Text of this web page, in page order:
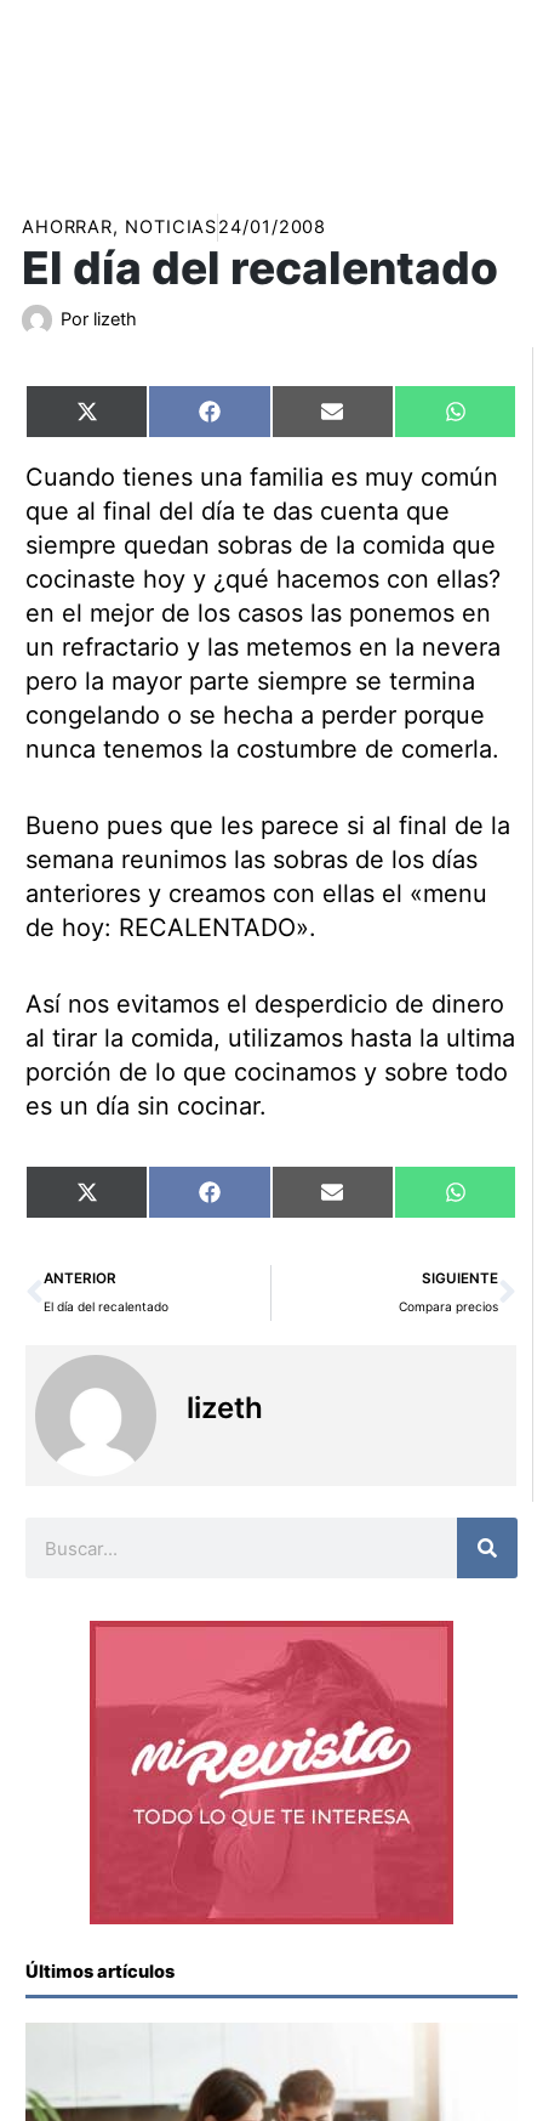
AHORRAR, NOTICIAS24/01/2008
El día del recalentado
Por lizeth
Compartir
en
X
(Twitter)
Compartir
en
Facebook Compartir
en
Email
en
Cuando tienes una familia es muy común
que al final del día te das cuenta que
siempre quedan sobras de la comida que
cocinaste hoy y ¿qué hacemos con ellas?
en el mejor de los casos las ponemos en
un refractario y las metemos en la nevera
pero la mayor parte siempre se termina
congelando o se hecha a perder porque
nunca tenemos la costumbre de comerla.
Bueno pues que les parece si al final de la
semana reunimos las sobras de los días
anteriores y creamos con ellas el «menu
de hoy: RECALENTADO».
Así nos evitamos el desperdicio de dinero
al tirar la comida, utilizamos hasta la ultima
porción de lo que cocinamos y sobre todo
es un día sin cocinar.
Compartir
en
X
(Twitter)
Compartir
en
Facebook Compartir
en
Email
en
Ant
ANTERIOR
El día del recalentado
SIGUIENTE
Compara precios
lizeth
Últimos artículos